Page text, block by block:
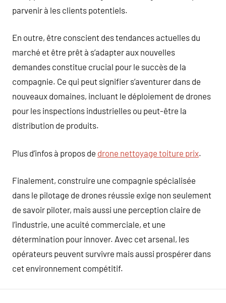
parvenir à les clients potentiels.
En outre, être conscient des tendances actuelles du
marché et être prêt à s’adapter aux nouvelles
demandes constitue crucial pour le succès de la
compagnie. Ce qui peut signifier s’aventurer dans de
nouveaux domaines, incluant le déploiement de drones
pour les inspections industrielles ou peut-être la
distribution de produits.
Plus d’infos à propos de drone nettoyage toiture prix.
Finalement, construire une compagnie spécialisée
dans le pilotage de drones réussie exige non seulement
de savoir piloter, mais aussi une perception claire de
l’industrie, une acuité commerciale, et une
détermination pour innover. Avec cet arsenal, les
opérateurs peuvent survivre mais aussi prospérer dans
cet environnement compétitif.